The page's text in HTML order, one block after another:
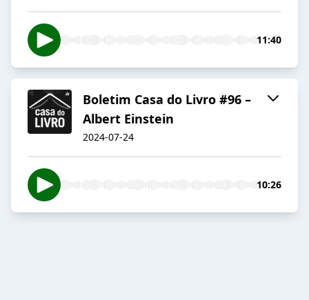
11:40
Boletim Casa do Livro #96 –
Albert Einstein
2024-07-24
10:26